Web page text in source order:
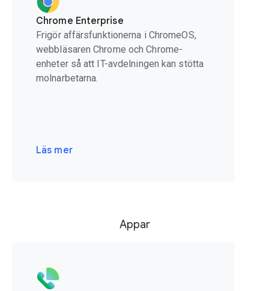
Chrome Enterprise
Frigör affärsfunktionerna i ChromeOS,
webbläsaren Chrome och Chrome-
enheter så att IT-avdelningen kan stötta
molnarbetarna.
Läs mer
Appar